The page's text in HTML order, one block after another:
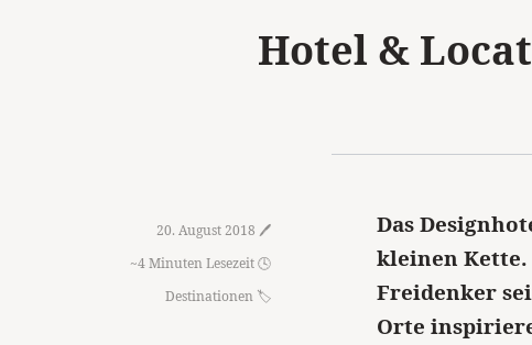
Hotel &
20. August 2018 🖊️
~4 Minuten Lesezeit 🕓
Destinationen
Das
kleinen
Freidenker
Orte